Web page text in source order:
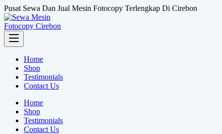
Skip
to
content
Pusat Sewa Dan Jual Mesin Fotocopy Terlengkap Di Cirebon
Home
Shop
Testimonials
Contact Us
Home
Shop
Testimonials
Contact Us